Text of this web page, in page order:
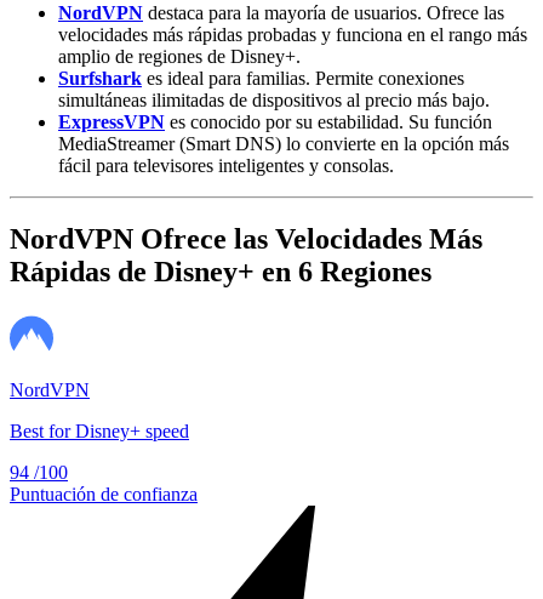
NordVPN destaca para la mayoría de usuarios. Ofrece las
velocidades más rápidas probadas y funciona en el rango más
amplio de regiones de Disney+.
Surfshark es ideal para familias. Permite conexiones
simultáneas ilimitadas de dispositivos al precio más bajo.
ExpressVPN es conocido por su estabilidad. Su función
MediaStreamer (Smart DNS) lo convierte en la opción más
fácil para televisores inteligentes y consolas.
NordVPN Ofrece las Velocidades Más
Rápidas de Disney+ en 6 Regiones
NordVPN
Best for Disney+ speed
94 /100
Puntuación de confianza